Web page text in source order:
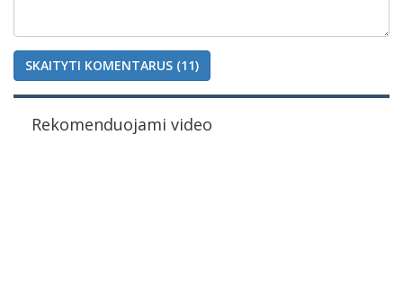
SKAITYTI KOMENTARUS (11)
Rekomenduojami video